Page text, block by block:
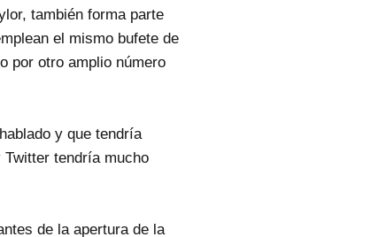
también forma parte
el mismo bufete de
por otro amplio número
y que tendría
tendría mucho
de la apertura de la